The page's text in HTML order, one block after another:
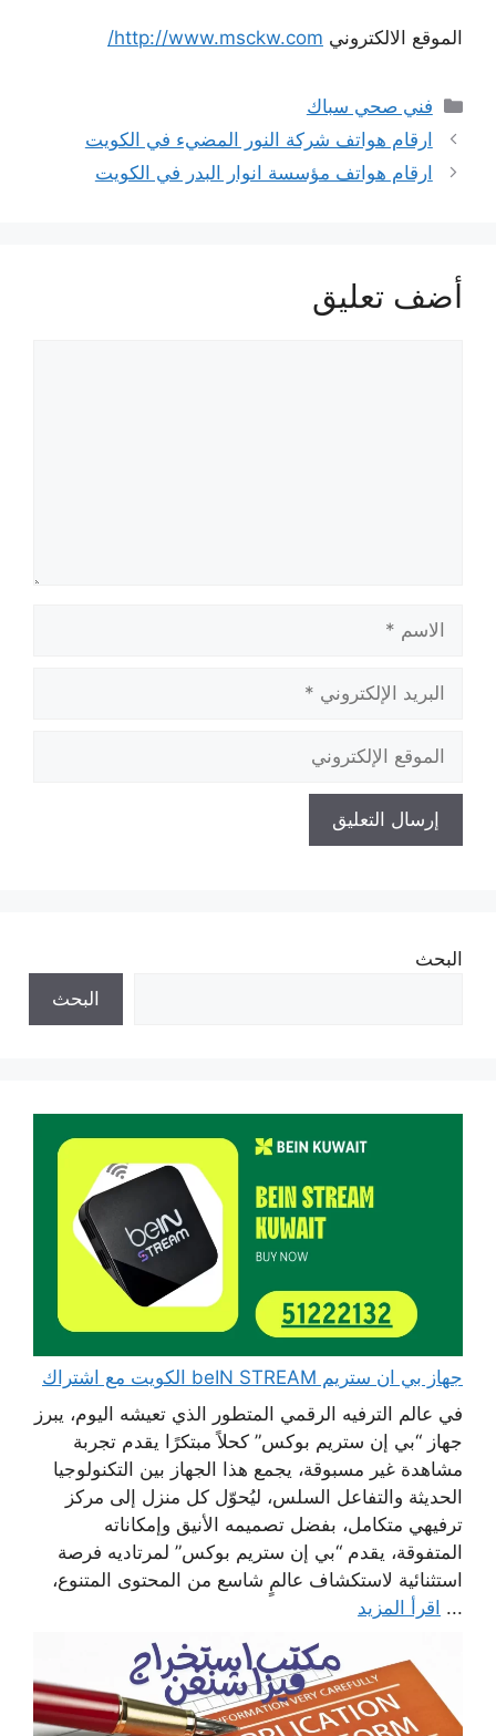
الموقع الالكتروني http://www.msckw.com/
التصنيفات
فني صحي سباك
ارقام هواتف شركة النور المضيء في الكويت
ارقام هواتف مؤسسة انوار البدر في الكويت
أضف تعليق
الاسم
البريد
الإلكتروني
الموقع
الإلكتروني
البحث
البحث
جهاز بي ان ستريم beIN STREAM الكويت مع اشتراك
في عالم الترفيه الرقمي المتطور الذي تعيشه اليوم، يبرز
جهاز “بي إن ستريم بوكس” كحلاً مبتكرًا يقدم تجربة
مشاهدة غير مسبوقة، يجمع هذا الجهاز بين التكنولوجيا
الحديثة والتفاعل السلس، ليُحوّل كل منزل إلى مركز
ترفيهي متكامل، بفضل تصميمه الأنيق وإمكاناته
المتفوقة، يقدم “بي إن ستريم بوكس” لمرتاديه فرصة
استثنائية لاستكشاف عالمٍ شاسع من المحتوى المتنوع،
... اقرأ المزيد